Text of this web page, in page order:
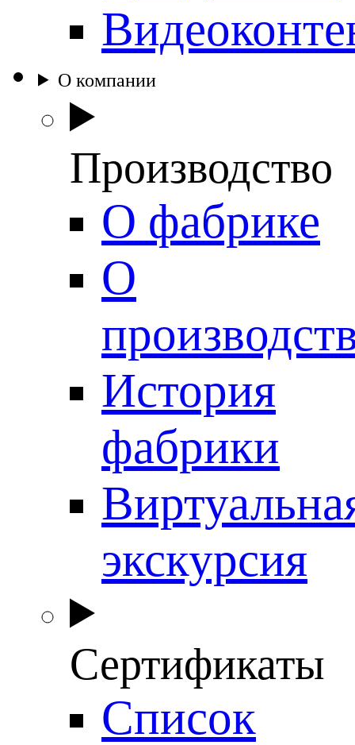
О компании
Производство
О фабрике
О
История
фабрики
экскурсия
Сертификаты
Список